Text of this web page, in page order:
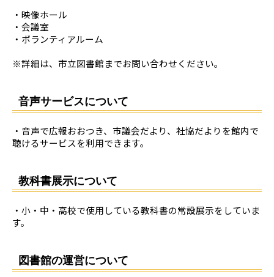
・映像ホール
・会議室
・ボランティアルーム
※詳細は、市立図書館までお問い合わせください。
音声サービスについて
・音声で広報おおつき、市議会だより、社協だよりを館内で
聴けるサービスを利用できます。
教科書展示について
・小・中・高校で使用している教科書の常設展示をしていま
す。
図書館の運営について